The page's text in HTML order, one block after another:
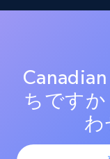
ちです
わ